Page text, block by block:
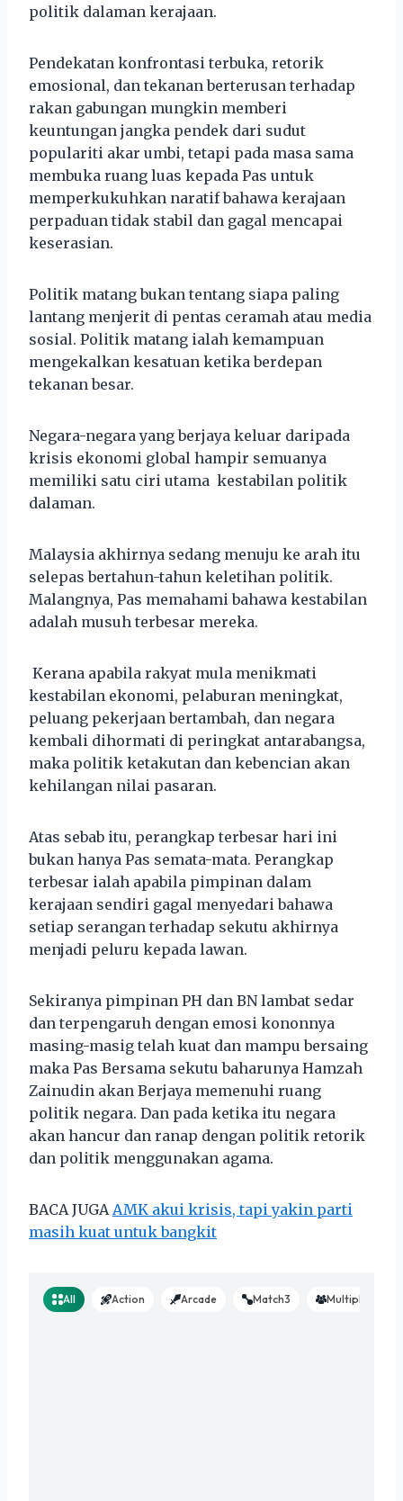
politik dalaman kerajaan.
Pendekatan konfrontasi terbuka, retorik
emosional, dan tekanan berterusan terhadap
rakan gabungan mungkin memberi
keuntungan jangka pendek dari sudut
populariti akar umbi, tetapi pada masa sama
membuka ruang luas kepada Pas untuk
memperkukuhkan naratif bahawa kerajaan
perpaduan tidak stabil dan gagal mencapai
keserasian.
Politik matang bukan tentang siapa paling
lantang menjerit di pentas ceramah atau media
sosial. Politik matang ialah kemampuan
mengekalkan kesatuan ketika berdepan
tekanan besar.
Negara-negara yang berjaya keluar daripada
krisis ekonomi global hampir semuanya
memiliki satu ciri utama kestabilan politik
dalaman.
Malaysia akhirnya sedang menuju ke arah itu
selepas bertahun-tahun keletihan politik.
Malangnya, Pas memahami bahawa kestabilan
adalah musuh terbesar mereka.
Kerana apabila rakyat mula menikmati
kestabilan ekonomi, pelaburan meningkat,
peluang pekerjaan bertambah, dan negara
kembali dihormati di peringkat antarabangsa,
maka politik ketakutan dan kebencian akan
kehilangan nilai pasaran.
Atas sebab itu, perangkap terbesar hari ini
bukan hanya Pas semata-mata. Perangkap
terbesar ialah apabila pimpinan dalam
kerajaan sendiri gagal menyedari bahawa
setiap serangan terhadap sekutu akhirnya
menjadi peluru kepada lawan.
Sekiranya pimpinan PH dan BN lambat sedar
dan terpengaruh dengan emosi kononnya
masing-masig telah kuat dan mampu bersaing
maka Pas Bersama sekutu baharunya Hamzah
Zainudin akan Berjaya memenuhi ruang
politik negara. Dan pada ketika itu negara
akan hancur dan ranap dengan politik retorik
dan politik menggunakan agama.
BACA JUGA AMK akui krisis, tapi yakin parti
masih kuat untuk bangkit